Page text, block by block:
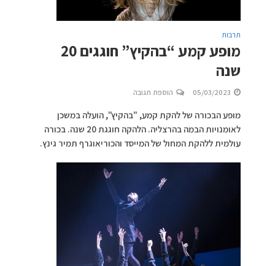
תרבות
מופע קמע “בהקיץ” חוגגים 20
שנה
05/03/2023 הוספת תגובה
מופע הבכורה של להקת קמע, "בהקיץ", הועלה במשכן
לאומנויות הבמה בהרצליה. הלהקה חוגגת 20 שנה. בכורה
עולמית ללהקת המחול של המייסד והכוריאוגרף תמיר גינץ.